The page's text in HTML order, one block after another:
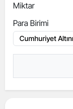
Miktar
Para Birimi